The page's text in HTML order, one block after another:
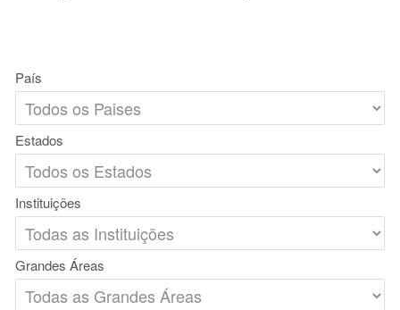
País
Estados
Instituições
Grandes Áreas